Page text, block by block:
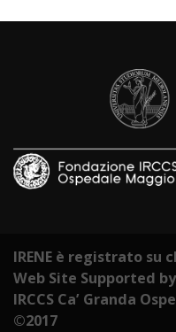
IRENE è registrato su
Web Site Supported
IRCCS Ca’ Granda
©2017